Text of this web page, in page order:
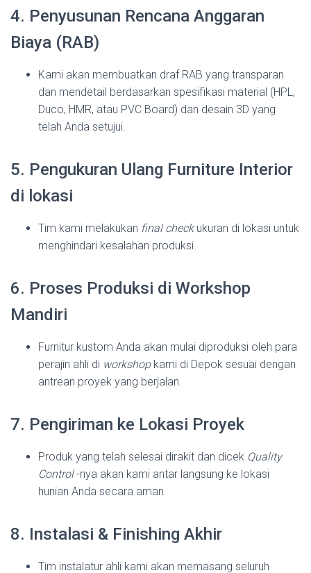
4. Penyusunan Rencana Anggaran
Biaya (RAB)
Kami akan membuatkan draf RAB yang transparan
dan mendetail berdasarkan spesifikasi material (HPL,
Duco, HMR, atau PVC Board) dan desain 3D yang
telah Anda setujui.
5. Pengukuran Ulang Furniture Interior
di lokasi
Tim kami melakukan final checkukuran di lokasi untuk
menghindari kesalahan produksi.
6. Proses Produksi di Workshop
Mandiri
Furnitur kustom Anda akan mulai diproduksi oleh para
perajin ahli di workshopkami di Depok sesuai dengan
antrean proyek yang berjalan.
7. Pengiriman ke Lokasi Proyek
Produk yang telah selesai dirakit dan dicek Quality
Control-nya akan kami antar langsung ke lokasi
hunian Anda secara aman.
8. Instalasi & Finishing Akhir
Tim instalatur ahli kami akan memasang seluruh